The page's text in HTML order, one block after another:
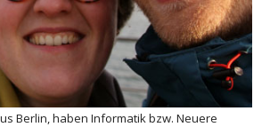
Berlin, haben Informatik bzw. Neuere